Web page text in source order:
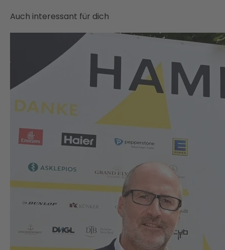
Auch interessant für dich